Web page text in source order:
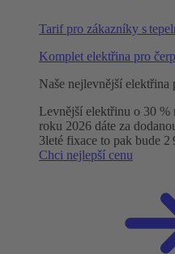
Tarif pro zákazníky s
Komplet elektřina pro
Naše nejlevnější
Levnější elektřinu o 30 %
roku 2026 dáte za
3leté fixace to pak bude 2
Chci nejlepší cenu